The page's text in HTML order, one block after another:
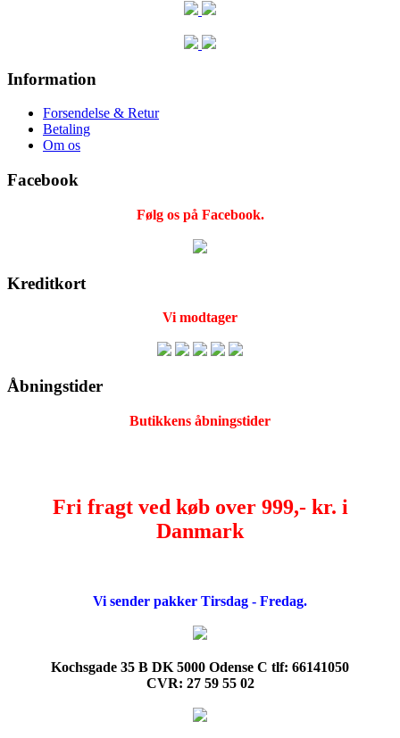
Information
Forsendelse & Retur
Betaling
Om os
Facebook
Følg os på Facebook.
Kreditkort
Vi modtager
Åbningstider
Butikkens åbningstider
Fri fragt ved køb over 999,- kr. i
Danmark
Vi sender pakker Tirsdag - Fredag.
Kochsgade 35 B DK 5000 Odense C tlf: 66141050
CVR: 27 59 55 02